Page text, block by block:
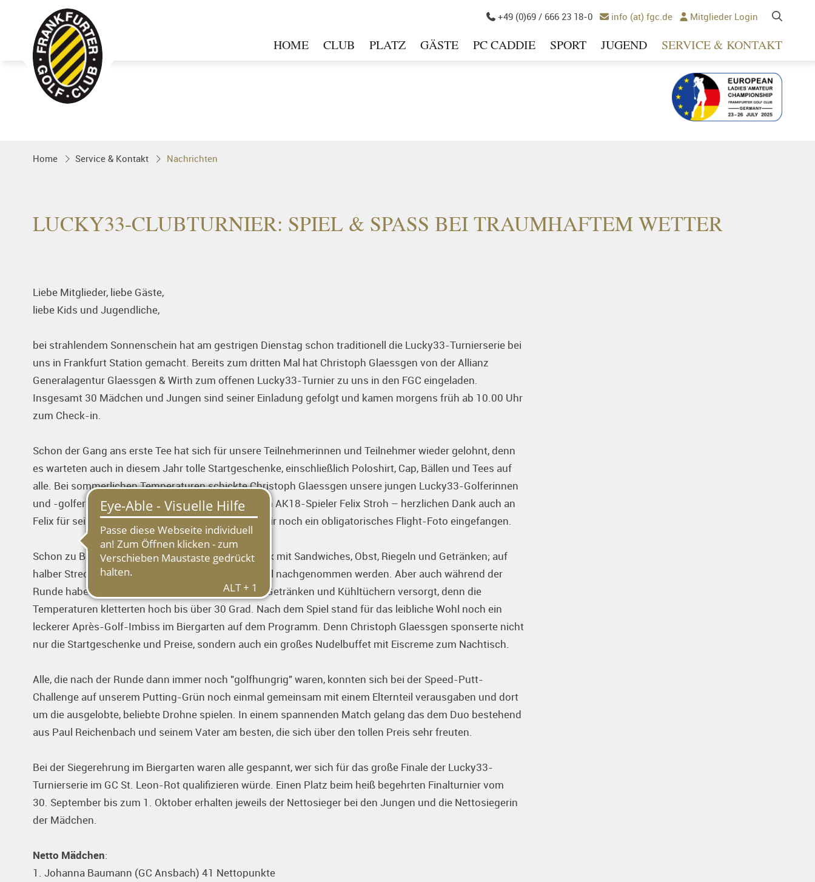
 +49 (0)69 / 666 23 18-0  info (at) fgc.de  Mitglieder Login
HOME CLUB PLATZ GÄSTE PC CADDIE SPORT JUGEND SERVICE & KONTAKT
Golfgenuss und Spitzensport mitten in
FRANKFURT
Home Service & Kontakt Nachrichten
LUCKY33-CLUBTURNIER: SPIEL & SPASS BEI TRAUMHAFTEM WETTER
Liebe Mitglieder, liebe Gäste,
liebe Kids und Jugendliche,
bei strahlendem Sonnenschein hat am gestrigen Dienstag schon traditionell die Lucky33-Turnierserie bei
uns in Frankfurt Station gemacht. Bereits zum dritten Mal hat Christoph Glaessgen von der Allianz
Generalagentur Glaessgen & Wirth zum offenen Lucky33-Turnier zu uns in den FGC eingeladen.
Insgesamt 30 Mädchen und Jungen sind seiner Einladung gefolgt und kamen morgens früh ab 10.00 Uhr
zum Check-in.
Schon der Gang ans erste Tee hat sich für unsere Teilnehmerinnen und Teilnehmer wieder gelohnt, denn
es warteten auch in diesem Jahr tolle Startgeschenke, einschließlich Poloshirt, Cap, Bällen und Tees auf
alle. Bei sommerlichen Temperaturen schickte Christoph Glaessgen unsere jungen Lucky33-Golferinnen
und -golfer auf die Runde, unterstützt von unserem AK18-Spieler Felix Stroh – herzlichen Dank auch an
Felix für seinen großartigen Einsatz! Zuvor haben wir noch ein obligatorisches Flight-Foto eingefangen.
Schon zu Beginn gab es für alle einen Sportlersnack mit Sandwiches, Obst, Riegeln und Getränken; auf
halber Strecke an Tee 10 konnte später noch einmal nachgenommen werden. Aber auch während der
Runde haben wir die Kinder und Jugendlichen mit Getränken und Kühltüchern versorgt, denn die
Temperaturen kletterten hoch bis über 30 Grad. Nach dem Spiel stand für das leibliche Wohl noch ein
leckerer Après-Golf-Imbiss im Biergarten auf dem Programm. Denn Christoph Glaessgen sponserte nicht
nur die Startgeschenke und Preise, sondern auch ein großes Nudelbuffet mit Eiscreme zum Nachtisch.
Alle, die nach der Runde dann immer noch "golfhungrig" waren, konnten sich bei der Speed-Putt-
Challenge auf unserem Putting-Grün noch einmal gemeinsam mit einem Elternteil verausgaben und dort
um die ausgelobte, beliebte Drohne spielen. In einem spannenden Match gelang das dem Duo bestehend
aus Paul Reichenbach und seinem Vater am besten, die sich über den tollen Preis sehr freuten.
Bei der Siegerehrung im Biergarten waren alle gespannt, wer sich für das große Finale der Lucky33-
Turnierserie im GC St. Leon-Rot qualifizieren würde. Einen Platz beim heiß begehrten Finalturnier vom
30. September bis zum 1. Oktober erhalten jeweils der Nettosieger bei den Jungen und die Nettosiegerin
der Mädchen.
Netto Mädchen:
1. Johanna Baumann (GC Ansbach) 41 Nettopunkte